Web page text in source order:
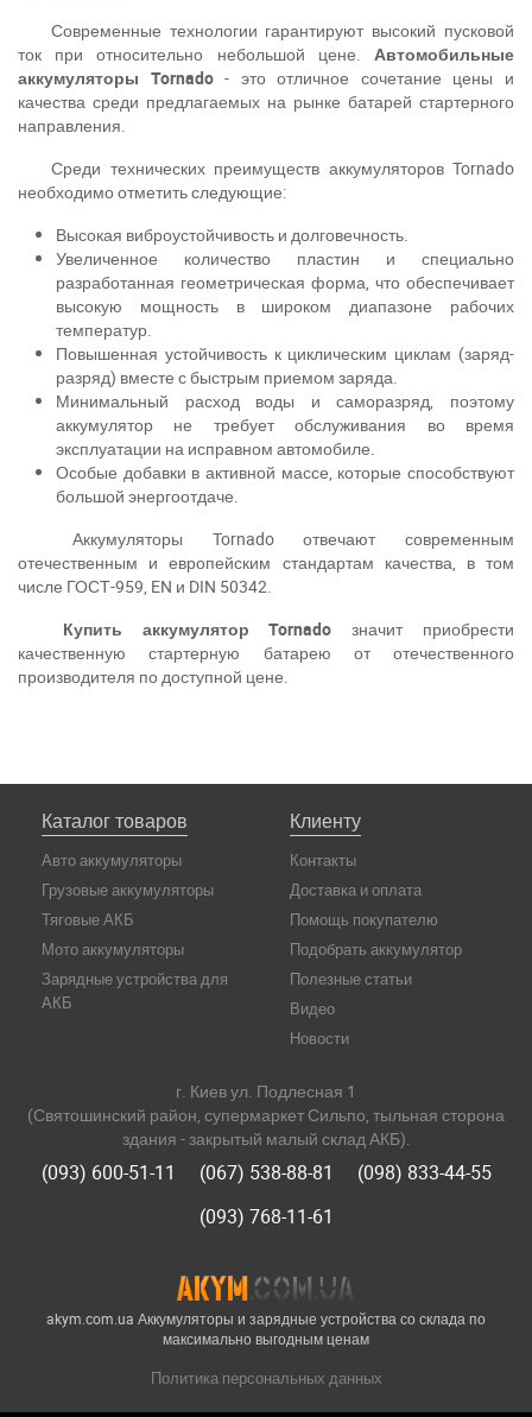
Современные технологии гарантируют высокий пусковой
ток при относительно небольшой цене. Автомобильные
аккумуляторы Tornado- это отличное сочетание цены и
качества среди предлагаемых на рынке батарей стартерного
направления.
Среди технических преимуществ аккумуляторов Tornado
необходимо отметить следующие:
Высокая виброустойчивость и долговечность.
Увеличенное количество пластин и специально
разработанная геометрическая форма, что обеспечивает
высокую мощность в широком диапазоне рабочих
температур.
Повышенная устойчивость к циклическим циклам (заряд-
разряд) вместе с быстрым приемом заряда.
Минимальный расход воды и саморазряд, поэтому
аккумулятор не требует обслуживания во время
эксплуатации на исправном автомобиле.
Особые добавки в активной массе, которые способствуют
большой энергоотдаче.
Аккумуляторы Tornado отвечают современным
отечественным и европейским стандартам качества, в том
числе ГОСТ-959, EN и DIN 50342.
Купить аккумулятор Tornadoзначит приобрести
качественную стартерную батарею от отечественного
производителя по доступной цене.
akym.com.ua Аккумуляторы и зарядные устройства со склада по
максимально выгодным ценам
Политика персональных данных
Каталог товаров
Авто аккумуляторы
Грузовые аккумуляторы
Тяговые АКБ
Мото аккумуляторы
Зарядные устройства для
АКБ
Клиенту
Контакты
Доставка и оплата
Помощь покупателю
Подобрать аккумулятор
Полезные статьи
Видео
Новости
г. Киев ул. Подлесная 1
(Святошинский район, супермаркет Сильпо, тыльная сторона
здания - закрытый малый склад АКБ).
(093) 600-51-11 (067) 538-88-81
(098) 833-44-55
(093) 768-11-61